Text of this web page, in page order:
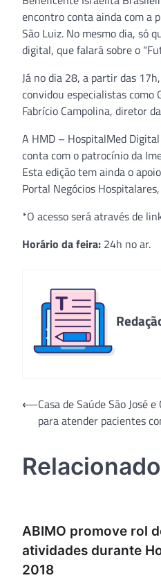
encontro conta ainda com a
São Luiz. No mesmo dia, só
digital, que falará sobre o
Já no dia 28, a partir das
convidou especialistas como
Fabrício Campolina, diretor
A HMD – HospitalMed
conta com o patrocínio da
Esta edição tem ainda o
Portal Negócios
*O acesso será através de
Horário da feira: 24h no ar.
Navegação
⟵Casa de Saúde São José
para atender pacientes
ABIMO promove rol
atividades durante
2018